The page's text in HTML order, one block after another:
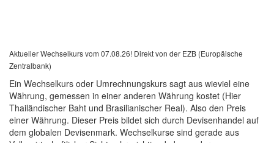
Aktueller Wechselkurs vom 07.08.26! Direkt von der EZB (Europäische
Zentralbank)
Ein Wechselkurs oder Umrechnungskurs sagt aus wieviel eine
Währung, gemessen in einer anderen Währung kostet (Hier
Thailändischer Baht und Brasilianischer Real). Also den Preis
einer Währung. Dieser Preis bildet sich durch Devisenhandel auf
dem globalen Devisenmark. Wechselkurse sind gerade aus